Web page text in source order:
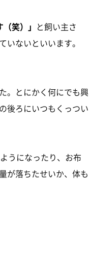
笑）」 と飼い主さ
ないといいます。
。とにかく何にでも興
後ろにいつもくっつい
うになったり、お布
が落ちたせいか、体も